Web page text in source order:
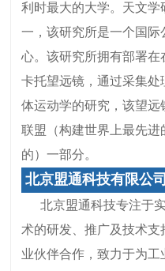
利时最大的大学。天文学
一，该研究所是一个国际
心。该研究所拥有部署在
卡托望远镜，通过采集
体运动学的研究，该望
联盟（构建世界上最先
的）一部分。
北京盟通科技有限公司
北京盟通科技专注于实
术的研发、推广及技术
业伙伴合作，致力于为